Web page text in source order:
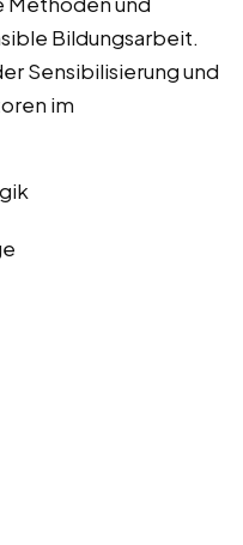
Bildungsarbeit.
Sensibilisierung und
im